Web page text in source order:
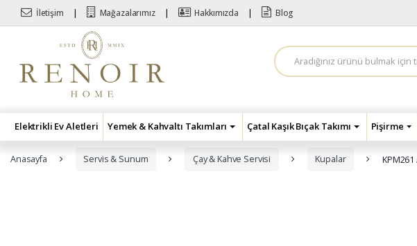
Skip to navigation
Skip to content
İletişim Mağazalarımız Hakkımızda Blog
A
r
a
Elektrikli Ev Aletleri Yemek & Kahvaltı Takımları Çatal Kaşık Bıçak Takımı Pişirme
Anasayfa Servis & Sunum Çay & Kahve Servisi Kupalar KPM261